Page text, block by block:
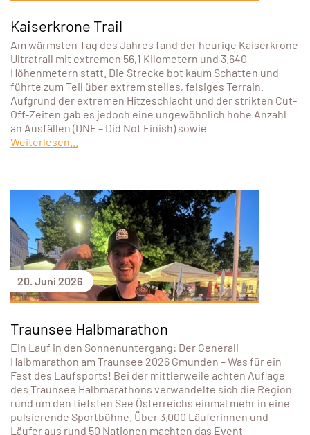
Kaiserkrone Trail
Am wärmsten Tag des Jahres fand der heurige Kaiserkrone
Ultratrail mit extremen 56,1 Kilometern und 3.640
Höhenmetern statt. Die Strecke bot kaum Schatten und
führte zum Teil über extrem steiles, felsiges Terrain.
Aufgrund der extremen Hitzeschlacht und der strikten Cut-
Off-Zeiten gab es jedoch eine ungewöhnlich hohe Anzahl
an Ausfällen (DNF – Did Not Finish) sowie
Weiterlesen...
20. Juni 2026
Traunsee Halbmarathon
Ein Lauf in den Sonnenuntergang: Der Generali
Halbmarathon am Traunsee 2026 Gmunden – Was für ein
Fest des Laufsports! Bei der mittlerweile achten Auflage
des Traunsee Halbmarathons verwandelte sich die Region
rund um den tiefsten See Österreichs einmal mehr in eine
pulsierende Sportbühne. Über 3.000 Läuferinnen und
Läufer aus rund 50 Nationen machten das Event